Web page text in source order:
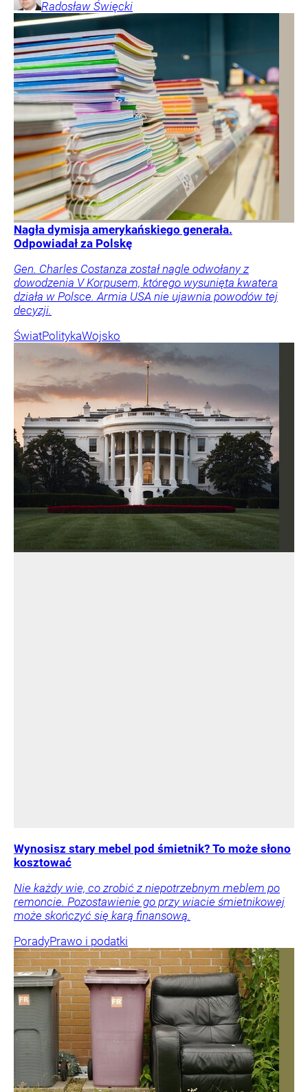
Radosław Święcki
Nagła dymisja amerykańskiego generała.
Odpowiadał za Polskę
Gen. Charles Costanza został nagle odwołany z
dowodzenia V Korpusem, którego wysunięta kwatera
działa w Polsce. Armia USA nie ujawnia powodów tej
decyzji.
ŚwiatPolitykaWojsko
Wynosisz stary mebel pod śmietnik? To może słono
kosztować
Nie każdy wie, co zrobić z niepotrzebnym meblem po
remoncie. Pozostawienie go przy wiacie śmietnikowej
może skończyć się karą finansową.
PoradyPrawo i podatki